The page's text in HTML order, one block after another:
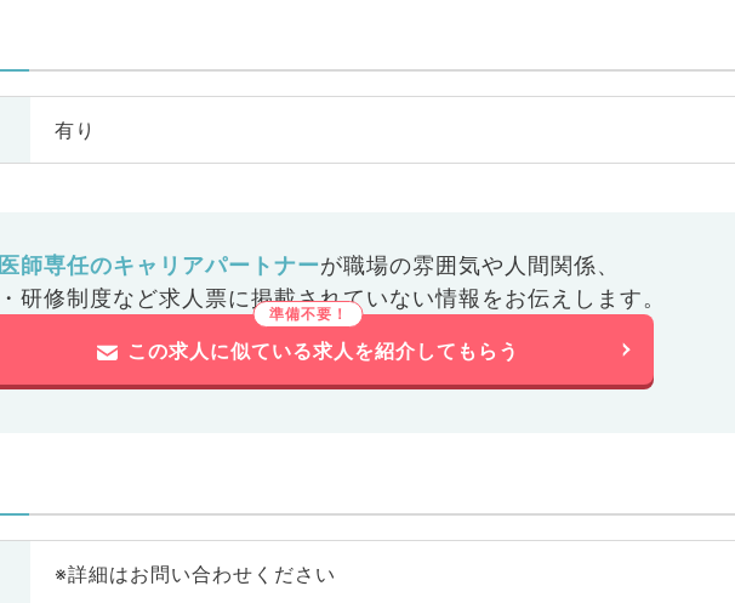
有り
医師専任のキャリアパートナーが職場の雰囲気や人間関係、
研修制度など求人票に掲載されていない情報をお伝えします。
この求人に似ている求人を紹介してもらう
※詳細はお問い合わせください